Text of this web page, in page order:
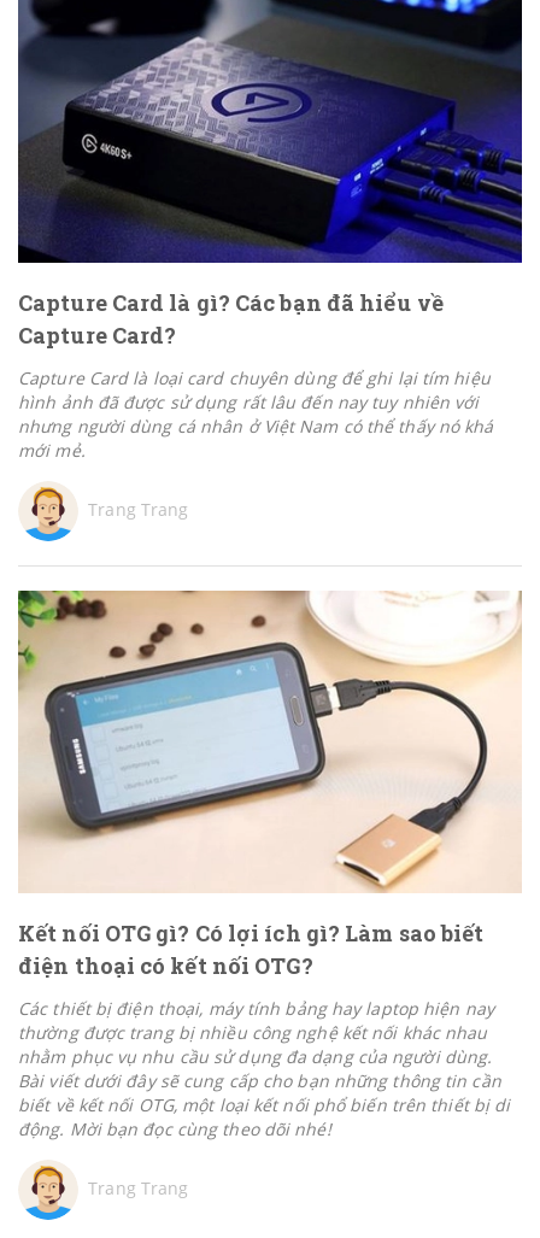
Capture Card là gì? Các bạn đã hiểu về
Capture Card?
Capture Card là loại card chuyên dùng để ghi lại tím hiệu
hình ảnh đã được sử dụng rất lâu đến nay tuy nhiên với
nhưng người dùng cá nhân ở Việt Nam có thể thấy nó khá
mới mẻ.
Trang Trang
Kết nối OTG gì? Có lợi ích gì? Làm sao biết
điện thoại có kết nối OTG?
Các thiết bị điện thoại, máy tính bảng hay laptop hiện nay
thường được trang bị nhiều công nghệ kết nối khác nhau
nhằm phục vụ nhu cầu sử dụng đa dạng của người dùng.
Bài viết dưới đây sẽ cung cấp cho bạn những thông tin cần
biết về kết nối OTG, một loại kết nối phổ biến trên thiết bị di
động. Mời bạn đọc cùng theo dõi nhé!
Trang Trang